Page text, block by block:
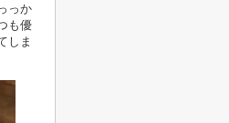
っか
も優
しま